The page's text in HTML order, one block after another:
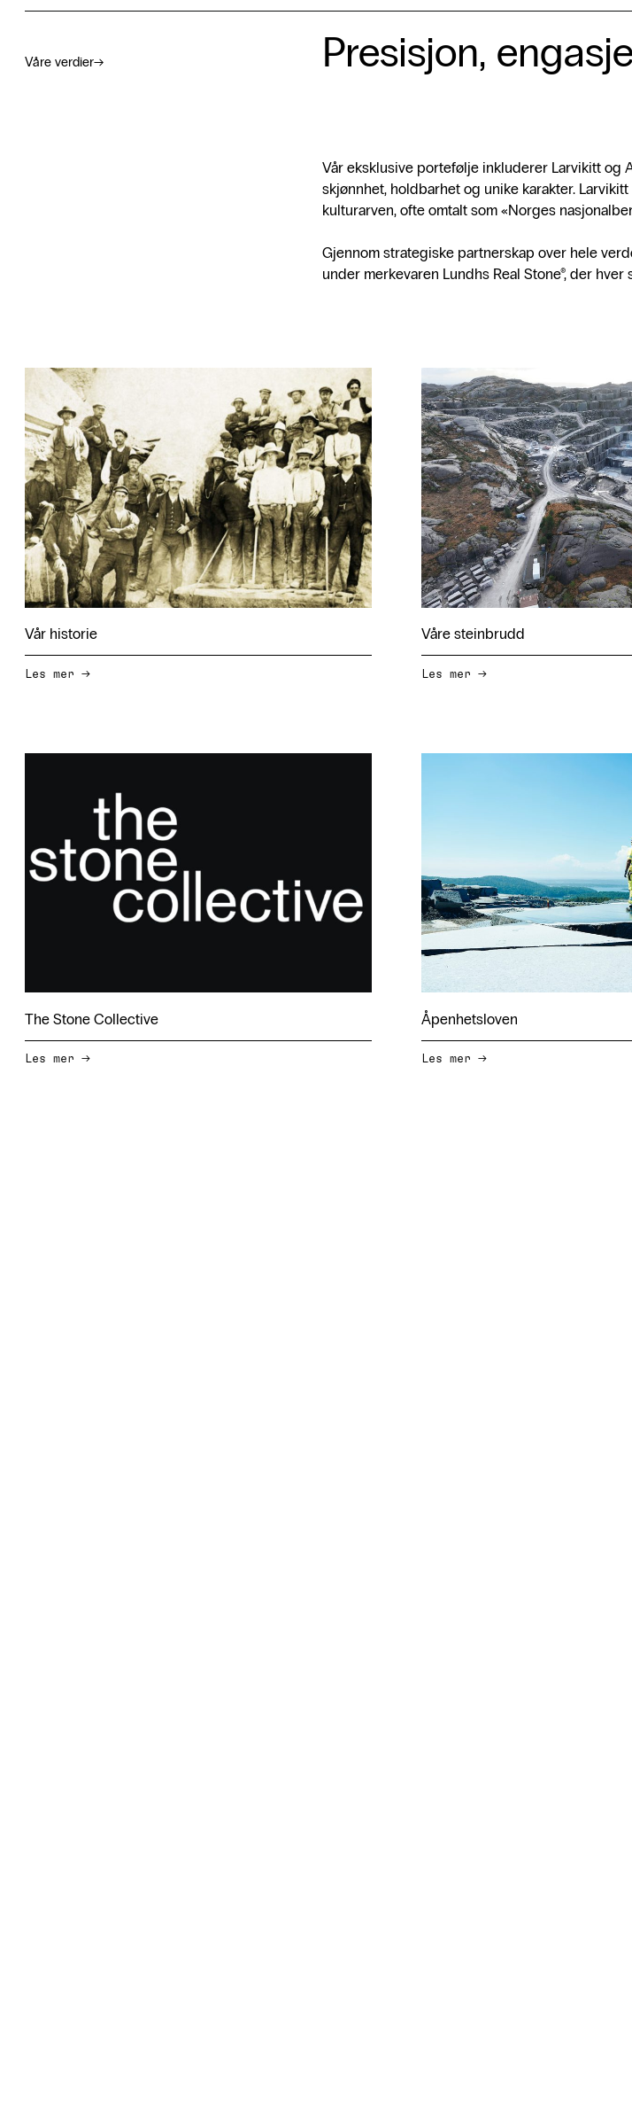
Våre verdier→ Presisjon,
Vår eksklusive portefølje inkluderer Larvikitt og
skjønnhet, holdbarhet og unike karakter.
kulturarven, ofte omtalt som «Norges
Gjennom strategiske partnerskap over hele
under merkevaren Lundhs Real Stone®, der
Vår historie
Les mer →
Våre steinbrudd
Les mer →
The Stone Collective
Les mer →
Åpenhetsloven
Les mer →